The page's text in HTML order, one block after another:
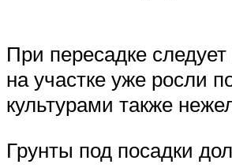
При пересадке
на участке уже росли
культурами также
Грунты под посадки